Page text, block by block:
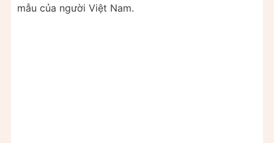
mẫu của người Việt Nam.